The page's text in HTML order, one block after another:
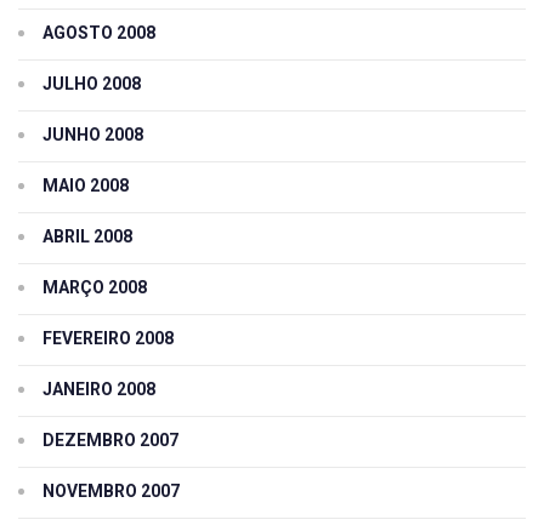
AGOSTO 2008
JULHO 2008
JUNHO 2008
MAIO 2008
ABRIL 2008
MARÇO 2008
FEVEREIRO 2008
JANEIRO 2008
DEZEMBRO 2007
NOVEMBRO 2007